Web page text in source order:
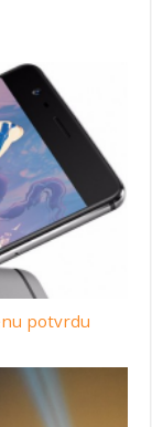
potvrdu